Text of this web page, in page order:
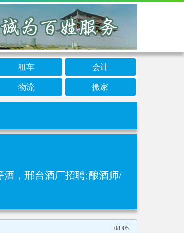
租车 会计
物流 搬家
酒，邢台酒厂招聘:酿酒师/
08-05